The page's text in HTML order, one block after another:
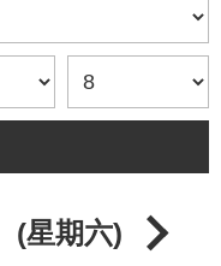
(星期六)